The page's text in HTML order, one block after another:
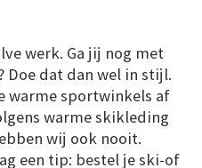
werk. Ga jij nog met
Doe dat dan wel in stijl.
warme sportwinkels af
warme skikleding
wij ook nooit.
een tip: bestel je ski-of